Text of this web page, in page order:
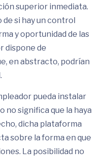
superior inmediata.
de si hay un control
y oportunidad de las
dispone de
en abstracto, podrían
pueda instalar
no significa que la haya
dicha plataforma
sobre la forma en que
La posibilidad no